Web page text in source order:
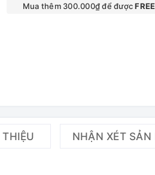
Mua thêm 300.000₫ để được
THIỆU NHẬN XÉT SẢN